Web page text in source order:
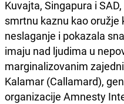
Kuvajta, Singapura i
smrtnu kaznu kao oružje
neslaganje i pokazala
imaju nad ljudima u
marginalizovanim
Kalamar (Callamard),
organizacije Amnesty